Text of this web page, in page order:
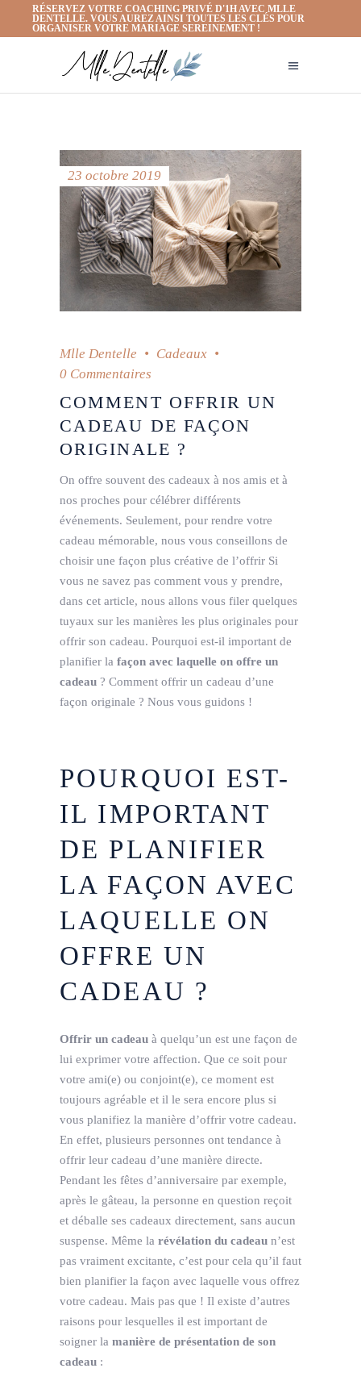
RÉSERVEZ VOTRE COACHING PRIVÉ D'1H AVEC MLLE
DENTELLE. VOUS AUREZ AINSI TOUTES LES CLÉS POUR
ORGANISER VOTRE MARIAGE SEREINEMENT !
23 octobre 2019
Mlle Dentelle
Cadeaux
0 Commentaires
COMMENT OFFRIR UN
CADEAU DE FAÇON
ORIGINALE ?
On offre souvent des cadeaux à nos amis et à
nos proches pour célébrer différents
événements. Seulement, pour rendre votre
cadeau mémorable, nous vous conseillons de
choisir une façon plus créative de l’offrir Si
vous ne savez pas comment vous y prendre,
dans cet article, nous allons vous filer quelques
tuyaux sur les manières les plus originales pour
offrir son cadeau. Pourquoi est-il important de
planifier la façon avec laquelle on offre un
cadeau ? Comment offrir un cadeau d’une
façon originale ? Nous vous guidons !
POURQUOI EST-
IL IMPORTANT
DE PLANIFIER
LA FAÇON AVEC
LAQUELLE ON
OFFRE UN
CADEAU ?
Offrir un cadeau à quelqu’un est une façon de
lui exprimer votre affection. Que ce soit pour
votre ami(e) ou conjoint(e), ce moment est
toujours agréable et il le sera encore plus si
vous planifiez la manière d’offrir votre cadeau.
En effet, plusieurs personnes ont tendance à
offrir leur cadeau d’une manière directe.
Pendant les fêtes d’anniversaire par exemple,
après le gâteau, la personne en question reçoit
et déballe ses cadeaux directement, sans aucun
suspense. Même la révélation du cadeau n’est
pas vraiment excitante, c’est pour cela qu’il faut
bien planifier la façon avec laquelle vous offrez
votre cadeau. Mais pas que ! Il existe d’autres
raisons pour lesquelles il est important de
soigner la manière de présentation de son
cadeau :